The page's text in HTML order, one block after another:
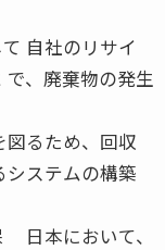
自社のリサイ
、廃棄物の発生
図るため、回収
システムの構築
日本において、